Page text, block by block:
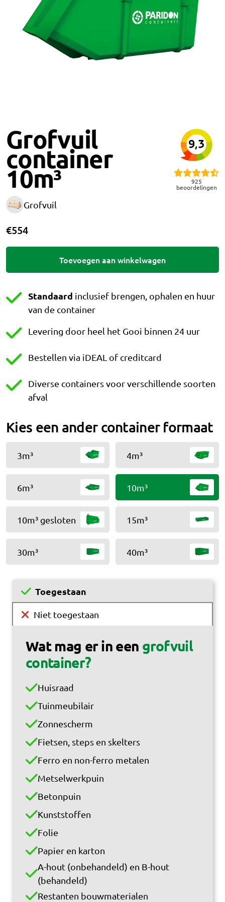
Grofvuil
container
10m³
Grofvuil
9,3
925
beoordelingen
€554
Toevoegen aan winkelwagen
Standaard inclusief brengen, ophalen en huur
van de container
Levering door heel het Gooi binnen 24 uur
Bestellen via iDEAL of creditcard
Diverse containers voor verschillende soorten
afval
Kies een ander container formaat
3m³ 4m³
6m³ 10m³
10m³ gesloten 15m³
30m³ 40m³
Toegestaan
Niet toegestaan
Wat mag er in een grofvuil
container?
Huisraad
Tuinmeubilair
Zonnescherm
Fietsen, steps en skelters
Ferro en non-ferro metalen
Metselwerkpuin
Betonpuin
Kunststoffen
Folie
Papier en karton
A-hout (onbehandeld) en B-hout
(behandeld)
Restanten bouwmaterialen